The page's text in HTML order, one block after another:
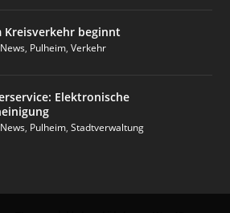
Kreisverkehr beginnt
News, Pulheim,Verkehr
Elektronische
News, Pulheim,Stadtverwaltung